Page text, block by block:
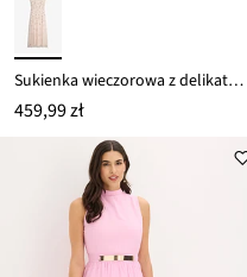
Sukienka wieczorowa z delikatnego tiulu z haftem z cekinami
459,99 zł